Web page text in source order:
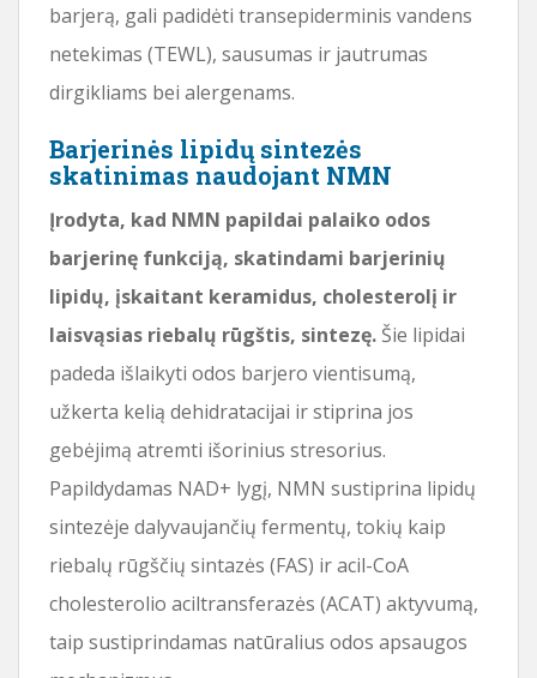
barjerą, gali padidėti transepiderminis vandens
netekimas (TEWL), sausumas ir jautrumas
dirgikliams bei alergenams.
Barjerinės lipidų sintezės
skatinimas naudojant NMN
Įrodyta, kad NMN papildai palaiko odos
barjerinę funkciją, skatindami barjerinių
lipidų, įskaitant keramidus, cholesterolį ir
laisvąsias riebalų rūgštis, sintezę. Šie lipidai
padeda išlaikyti odos barjero vientisumą,
užkerta kelią dehidratacijai ir stiprina jos
gebėjimą atremti išorinius stresorius.
Papildydamas NAD+ lygį, NMN sustiprina lipidų
sintezėje dalyvaujančių fermentų, tokių kaip
riebalų rūgščių sintazės (FAS) ir acil-CoA
cholesterolio aciltransferazės (ACAT) aktyvumą,
taip sustiprindamas natūralius odos apsaugos